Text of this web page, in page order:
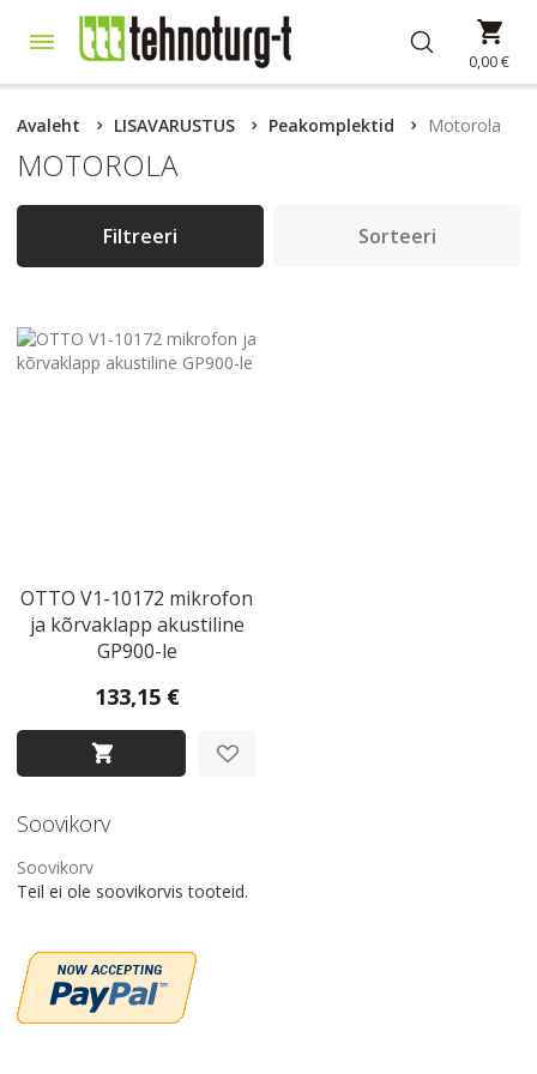
to
0,00 €
Avaleht LISAVARUSTUS Peakomplektid Motorola
MOTOROLA
OTTO V1-10172 mikrofon
ja kõrvaklapp akustiline
GP900-le
133,15 €
Filtreeri Sorteeri
Soovikorv
Soovikorv
Teil ei ole soovikorvis tooteid.